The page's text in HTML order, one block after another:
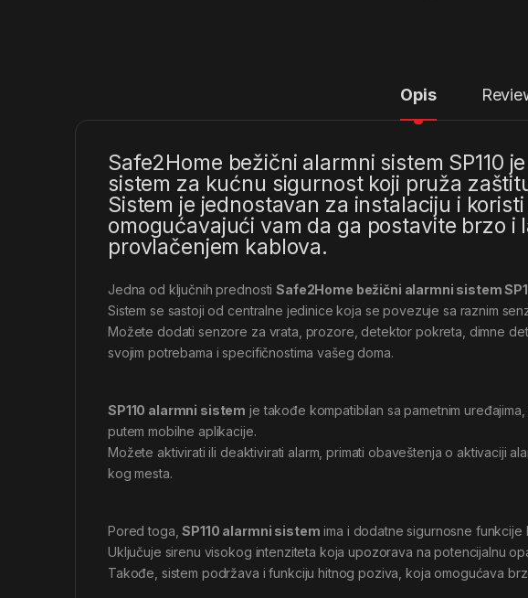
Opis
Safe2Home bežični alarmni sistem SP110
sistem za kućnu sigurnost koji pruža
Sistem je jednostavan za instalaciju i
omogućavajući vam da ga postavite brzo i
provlačenjem kablova.
Jedna od ključnih prednostiSafe2Home bežični alarmni sistem
Sistem se sastoji od centralne jedinice koja se povezuje sa raznim
Možete dodati senzore za vrata, prozore, detektor pokreta, dimne
svojim potrebama i specifičnostima vašeg doma.
SP110 alarmni sistem je takođe kompatibilan sa pametnim
putem mobilne aplikacije.
Možete aktivirati ili deaktivirati alarm, primati obaveštenja o aktivaciji
kog mesta.
Pored toga,SP110 alarmni sistem ima i dodatne sigurnosne
Uključuje sirenu visokog intenziteta koja upozorava na potencijalnu
Takođe, sistem podržava i funkciju hitnog poziva, koja omogućava